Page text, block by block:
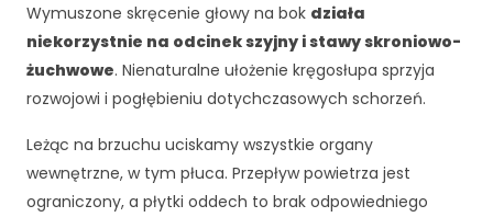
Wymuszone skręcenie głowy na bok działa
niekorzystnie na odcinek szyjny i stawy skroniowo-
żuchwowe. Nienaturalne ułożenie kręgosłupa sprzyja
rozwojowi i pogłębieniu dotychczasowych schorzeń.
Leżąc na brzuchu uciskamy wszystkie organy
wewnętrzne, w tym płuca. Przepływ powietrza jest
ograniczony, a płytki oddech to brak odpowiedniego
n
e
o
f
n
k
c